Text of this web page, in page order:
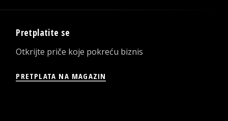
Pretplatite se
Otkrijte priče koje pokreću biznis
PRETPLATA NA MAGAZIN